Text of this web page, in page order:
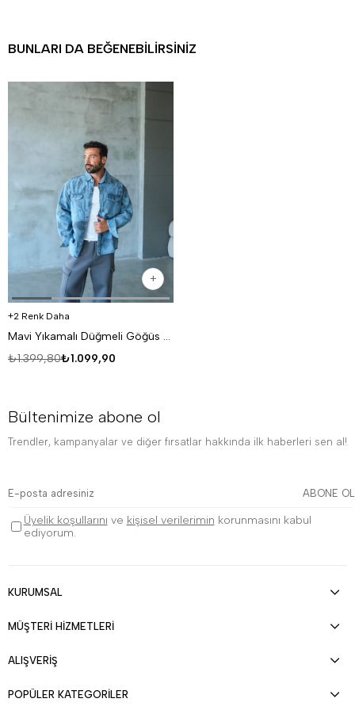
BUNLARI DA BEĞENEBILIRSINIZ
2 Renk Daha
Mavi Yıkamalı Düğmeli Göğüs Cepli Kot Ceket VS4007
₺1.099,90
₺1.399,80
Bültenimize abone ol
Trendler, kampanyalar ve diğer fırsatlar hakkında ilk haberleri sen al!
ABONE OL
Üyelik koşullarını ve kişisel verilerimin korunmasını kabul
ediyorum.
KURUMSAL
MÜŞTERİ HİZMETLERİ
ALIŞVERİŞ
POPÜLER KATEGORİLER